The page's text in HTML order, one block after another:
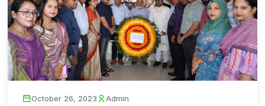
October 26, 2023 Admin